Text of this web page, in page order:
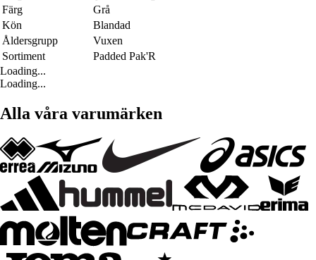
Färg
Grå
Kön
Blandad
Åldersgrupp
Vuxen
Sortiment
Padded Pak'R
Loading...
Loading...
Alla våra varumärken